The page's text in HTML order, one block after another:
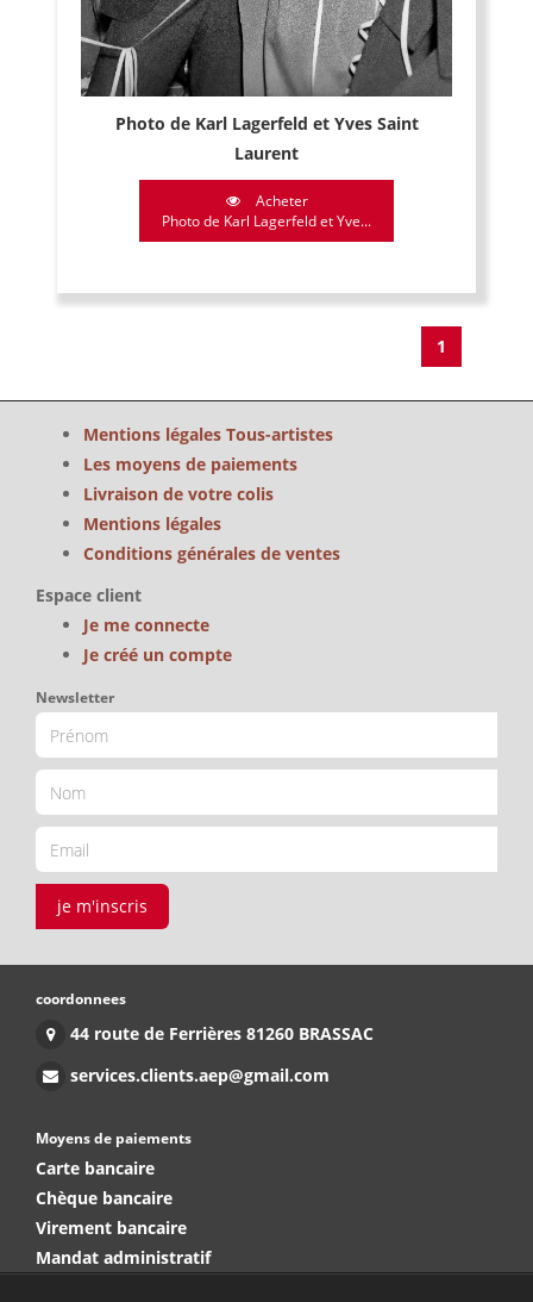
Photo de Karl Lagerfeld et Yves Saint
Laurent
Acheter
Photo de Karl Lagerfeld et Yve...
1
Mentions légales Tous-artistes
Les moyens de paiements
Livraison de votre colis
Mentions légales
Conditions générales de ventes
Espace client
Je me connecte
Je créé un compte
Newsletter
je m'inscris
coordonnees
44 route de Ferrières 81260 BRASSAC
services.clients.aep@gmail.com
Moyens de paiements
Carte bancaire
Chèque bancaire
Virement bancaire
Mandat administratif